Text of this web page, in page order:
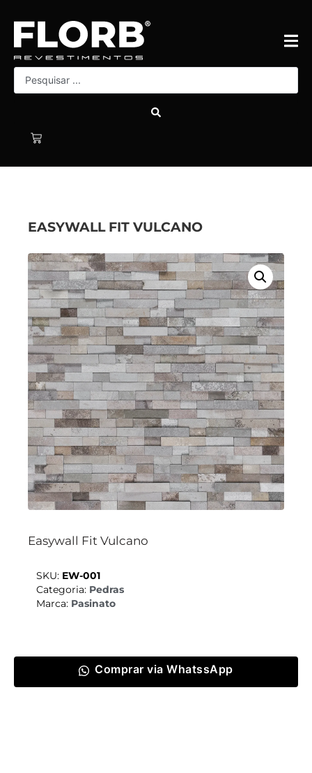
EASYWALL FIT VULCANO
Easywall Fit Vulcano
SKU: EW-001
Categoria: Pedras
Marca: Pasinato
Comprar via WhatssApp